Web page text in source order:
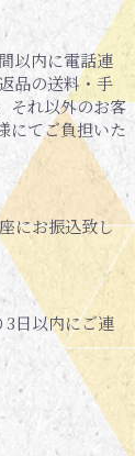
以内に電話連
品の送料・手
それ以外のお客
にてご負担いた
にお振込致し
3日以内にご連